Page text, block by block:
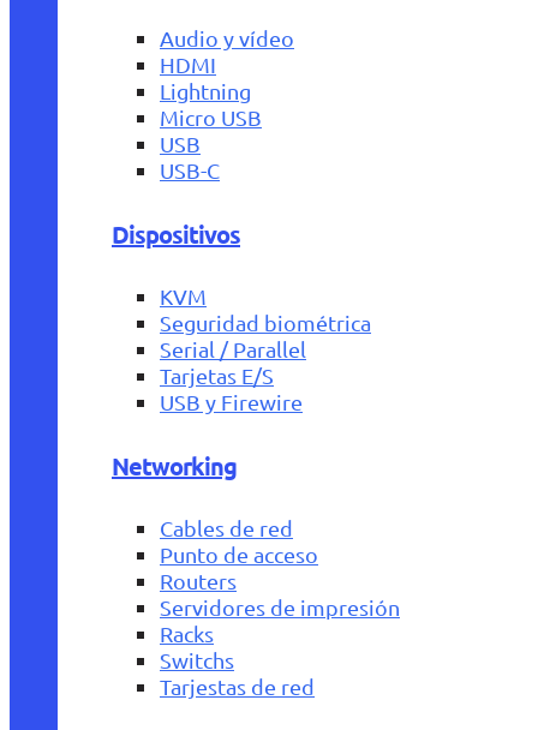
Audio y vídeo
HDMI
Lightning
Micro USB
USB
USB-C
Dispositivos
KVM
Seguridad biométrica
Serial / Parallel
Tarjetas E/S
USB y Firewire
Networking
Cables de red
Punto de acceso
Routers
Servidores de impresión
Racks
Switchs
Tarjestas de red